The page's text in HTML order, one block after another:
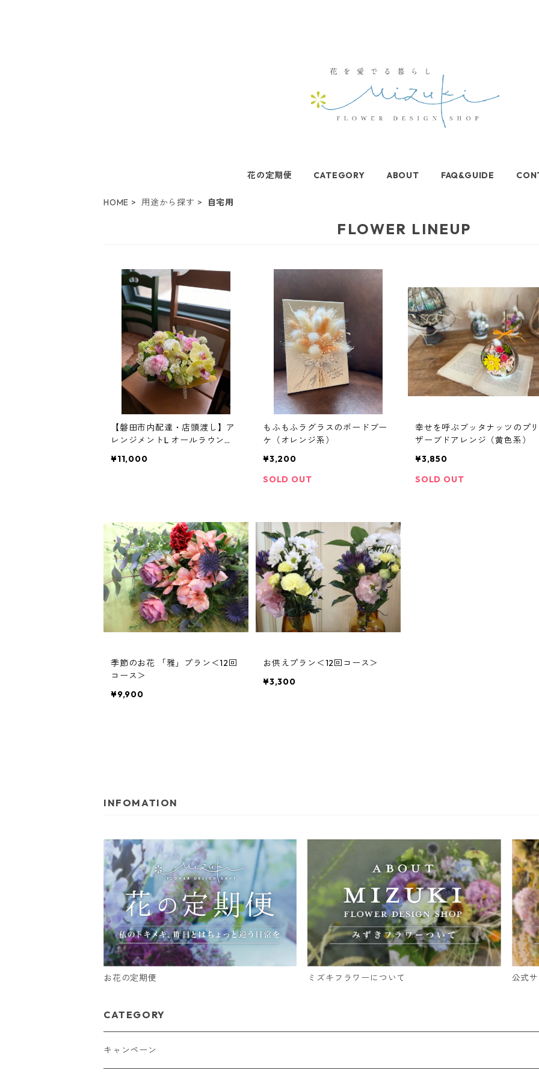
花の定期便 CATEGORY ABOUT FAQ&GUIDE
HOME 用途から探す 自宅用
FLOWER LINEUP
【磐田市内配達・店頭渡し】ア
レンジメントL オールラウン
頭渡し◆
¥11,000
もふもふラグラスのボードブー
ケ（オレンジ系）
¥3,200
SOLD OUT
幸せを呼ぶブッタナッツのプ
ザーブドアレンジ（黄色系）
¥3,850
SOLD OUT
季節のお花 「雅」プラン＜12回
コース＞
¥9,900
お供えプラン＜12回コース＞
¥3,300
INFOMATION
お花の定期便 ミズキフラワーについて 公式
CATEGORY
キャンペーン